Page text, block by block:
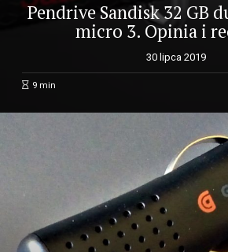
Pendrive Sandisk 32 GB
micro 3. Opinia i
30 lipca 2019
9 min